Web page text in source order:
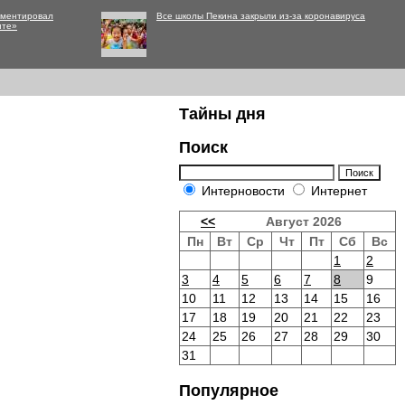
Все школы Пекина закрыли из-за коронавируса
Тайны дня
Поиск
Интерновости Интернет
<<
Август 2026
Пн
Вт Ср Чт Пт Сб
Вс
1
2
3
4 5 6 7 8
9
10
11 12 13 14 15
16
17
18 19 20 21 22
23
24
25 26 27 28 29
30
31
Популярное